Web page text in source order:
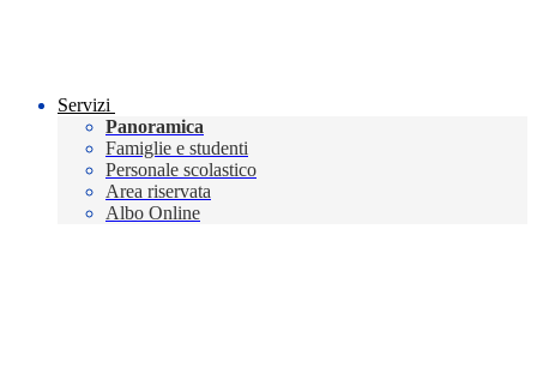
Servizi
Panoramica
Famiglie e studenti
Personale scolastico
Area riservata
Albo Online